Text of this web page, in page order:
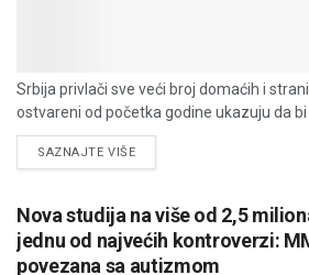
Srbija privlači sve veći broj domaćih i
ostvareni od početka godine ukazuju da bi
SAZNAJTE VIŠEDETAILS
Nova studija na više od 2,5
jednu od najvećih kontroverzi:
povezana sa autizmom